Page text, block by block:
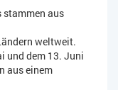
stammen aus
weltweit.
und dem 13. Juni
aus einem